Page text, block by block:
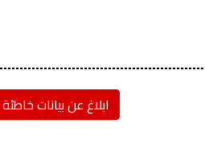
ابلاغ عن بيانات خاطئة